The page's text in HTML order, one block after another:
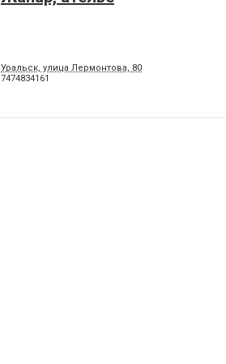
Уральск, улица Лермонтова, 80
7474834161